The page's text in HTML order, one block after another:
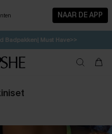
NAAR DE APP
| Tot 50% korting>>
Badpakken| Must Have>>
tot 15% korting>>
| CODE: SW15